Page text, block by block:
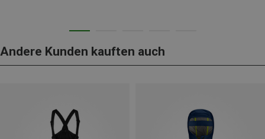
Andere Kunden kauften auch